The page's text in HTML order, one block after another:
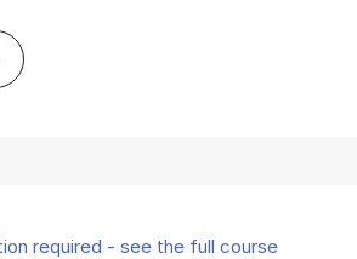
required - see the full course